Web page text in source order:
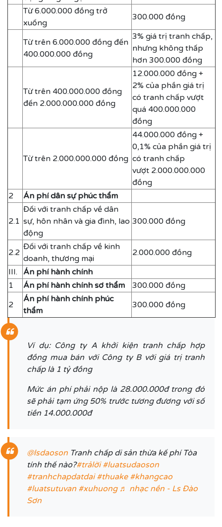
Từ 6.000.000 đồng trở
xuống
300.000 đồng
Từ trên 6.000.000 đồng đến
400.000.000 đồng
3% giá trị tranh chấp,
nhưng không thấp
hơn 300.000 đồng
Từ trên 400.000.000 đồng
đến 2.000.000.000 đồng
12.000.000 đồng +
2% của phần giá trị
có tranh chấp vượt
quá 400.000.000
đồng
Từ trên 2.000.000.000 đồng
44.000.000 đồng +
0,1% của phần giá trị
có tranh chấp
vượt 2.000.000.000
đồng
2
Án phí dân sự phúc thẩm
2.1
Đối với tranh chấp về dân
sự, hôn nhân và gia đình, lao
động
300.000 đồng
2.2
Đối với tranh chấp về kinh
doanh, thương mại
2.000.000 đồng
III.
Án phí hành chính
1
Án phí hành chính sơ thẩm
300.000 đồng
2
Án phí hành chính phúc
thẩm
300.000 đồng
Ví dụ: Công ty A khởi kiện tranh chấp hợp
đồng mua bán với Công ty B với giá trị tranh
chấp là 1 tỷ đồng
Mức án phí phải nộp là 28.000.000đ trong đó
sẽ phải tạm ứng 50% trước tương đương với số
tiền 14.000.000đ
@lsdaoson Tranh chấp di sản thừa kế phí Tòa
tính thế nào?#trảlời #luatsudaoson
#tranhchapdatdai #thuake #khangcao
#luatsutuvan #xuhuong ♬ nhạc nền - Ls Đào
Sơn